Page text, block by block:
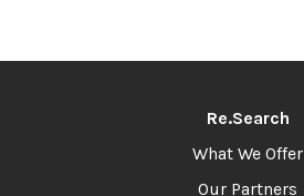
Re.Search
What We Offer
Our Partners